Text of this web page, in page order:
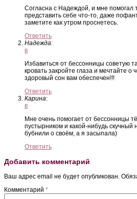
Согласна с Надеждой, и мне помогал
представить себе что-то, даже
заметите как утром проснетесь.
Ответить
Надежда:
в
Избавиться от бессонницы советую
кровать закройте глаза и мечтайте о
здоровый сон вам обеспечен!!!
Ответить
Карина:
в
Мне очень помогает от бессонницы
пустырником и какой-нибудь
бубнили о своём, а я засыпала)
Ответить
Добавить комментарий
Ваш адрес email не будет опубликован.
Комментарий *